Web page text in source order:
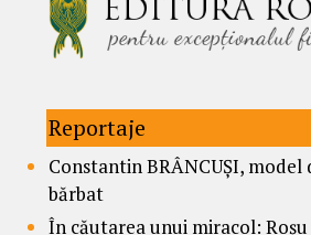
Reportaje
Constantin BRÂNCUȘI, model
bărbat
În căutarea unui miracol: Roșu